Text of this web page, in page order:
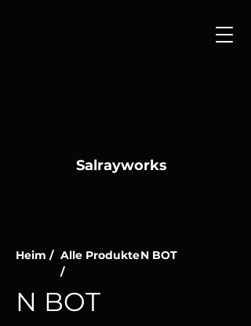
Salrayworks
Heim / Alle Produkte
/
N BOT
N BOT